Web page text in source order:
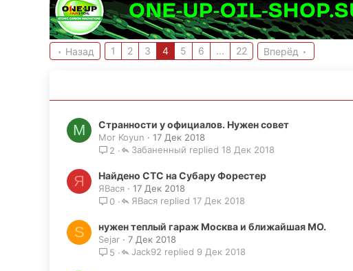
Назад 1 2 3 4 5 6 ... 22 Вперёд
M Странности у официалов. Нужен совет
Mor Koyun
17 Дек 2018
2
18 Дек 2018
Забаненный
Я Найдено СТС на Субару Форестер
ЯВася
17 Дек 2018
0
17 Дек 2018
ЯВася
S нужен теплый гараж Москва и ближайшая МО.
Sejar
7 Дек 2018
5
9 Дек 2018
Jack92